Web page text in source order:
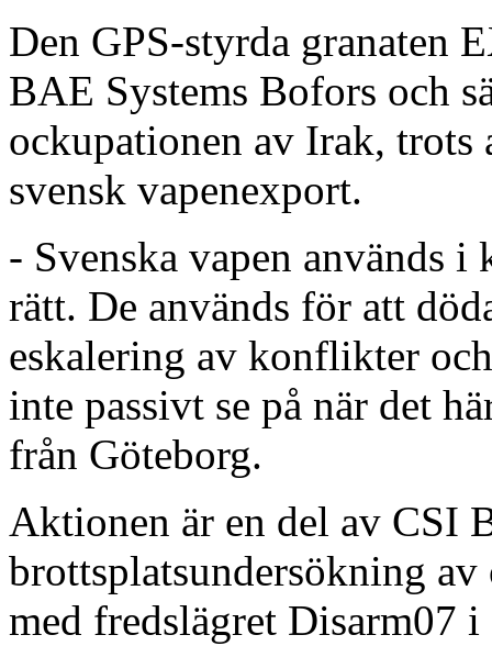
Den GPS-styrda granaten
BAE Systems Bofors och
ockupationen av Irak,
svensk vapenexport.
- Svenska vapen används
rätt. De används för att
eskalering av konflikter
inte passivt se på när det
från Göteborg.
Aktionen är en del av CSI
brottsplatsundersökning av
med fredslägret Disarm07